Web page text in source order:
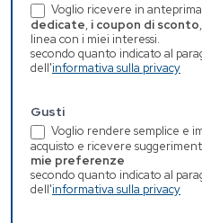
Voglio ricevere in anteprima
dedicate, i coupon di sconto,
linea con i miei interessi.
secondo quanto indicato al
dell'informativa sulla privacy
Gusti
Voglio rendere semplice e
acquisto e ricevere
mie preferenze
secondo quanto indicato al
dell'informativa sulla privacy